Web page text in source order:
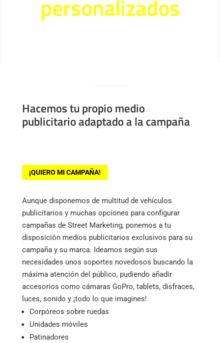
personalizados
Hacemos tu propio medio
publicitario adaptado a la campaña
¡QUIERO MI CAMPAÑA!
Aunque disponemos de multitud de vehículos
publicitarios y muchas opciones para configurar
campañas de Street Marketing, ponemos a tu
disposición medios publicitarios exclusivos para su
campaña y su marca. Ideamos según sus
necesidades unos soportes novedosos buscando la
máxima atención del público, pudiendo añadir
accesorios como cámaras GoPro, tablets, disfraces,
luces, sonido y ¡todo lo que imagines!
Corpóreos sobre ruedas
Unidades móviles
Patinadores